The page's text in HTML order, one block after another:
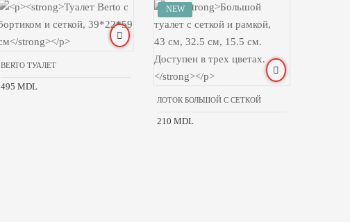
BERTO ТУАЛЕТ
495 MDL
ЛОТОК БОЛЬШОЙ С СЕТКОЙ
210 MDL